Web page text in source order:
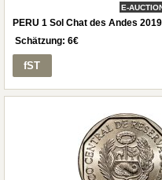
E-
PERU 1 Sol Chat des Andes
Schätzung: 6€
fST